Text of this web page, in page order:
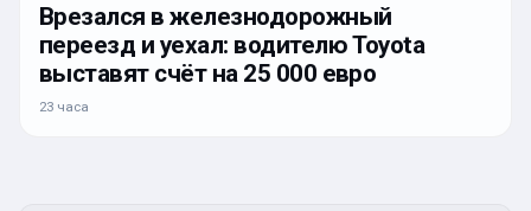
Врезался в железнодорожный
переезд и уехал: водителю Toyota
выставят счёт на 25 000 евро
23 часа